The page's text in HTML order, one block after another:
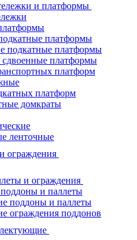
и платформы
платформы
подкатные платформы
платформы
платформ
платформ
домкраты
ленточные
ограждения
и ограждения
и паллеты
поддоны и паллеты
ограждения поддонов